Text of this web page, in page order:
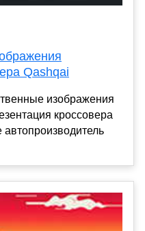
Qashqai
изображения
кроссовера
автопроизводитель